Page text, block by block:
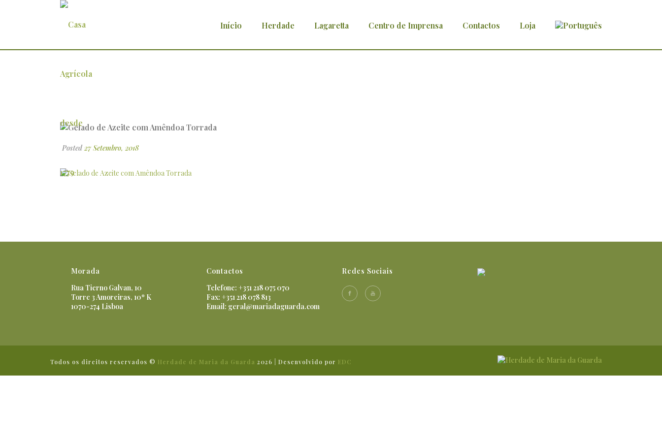
Início Herdade Lagaretta Centro de Imprensa Contactos Loja
Gelado de Azeite com Amêndoa Torrada
Posted 27 Setembro, 2018
Morada
Rua Tierno Galvan, 10
Torre 3 Amoreiras, 10º K
1070-274 Lisboa
Contactos
Telefone: +351 218 075 070
Fax: +351 218 078 813
Email: geral@mariadaguarda.com
Redes Sociais
Todos os direitos reservados © Herdade de Maria da Guarda 2026 | Desenvolvido por EDC